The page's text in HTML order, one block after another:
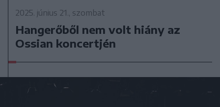
2025. június 21., szombat
Hangerőből nem volt hiány az
Ossian koncertjén